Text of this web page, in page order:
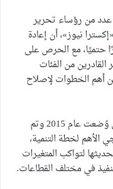
من رؤساء تحرير
نيوز»، أن إعادة
حتميًا، مع الحرص على
من الفئات
أهم الخطوات لإصلاح
وأوضح مدبولي أن رؤية مصر 2030 التي وُضعت عام 2015 وتم
الأهم لخطة التنمية،
لتواكب المتغيرات
في مختلف القطاعات.